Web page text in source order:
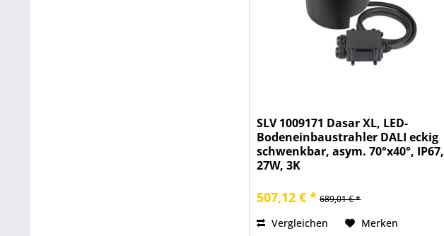
SLV 1009171 Dasar XL, LED-
Bodeneinbaustrahler DALI eckig
schwenkbar, asym. 70°x40°, IP67,
27W, 3K
507,12 € * 689,01 € *
Vergleichen Merken